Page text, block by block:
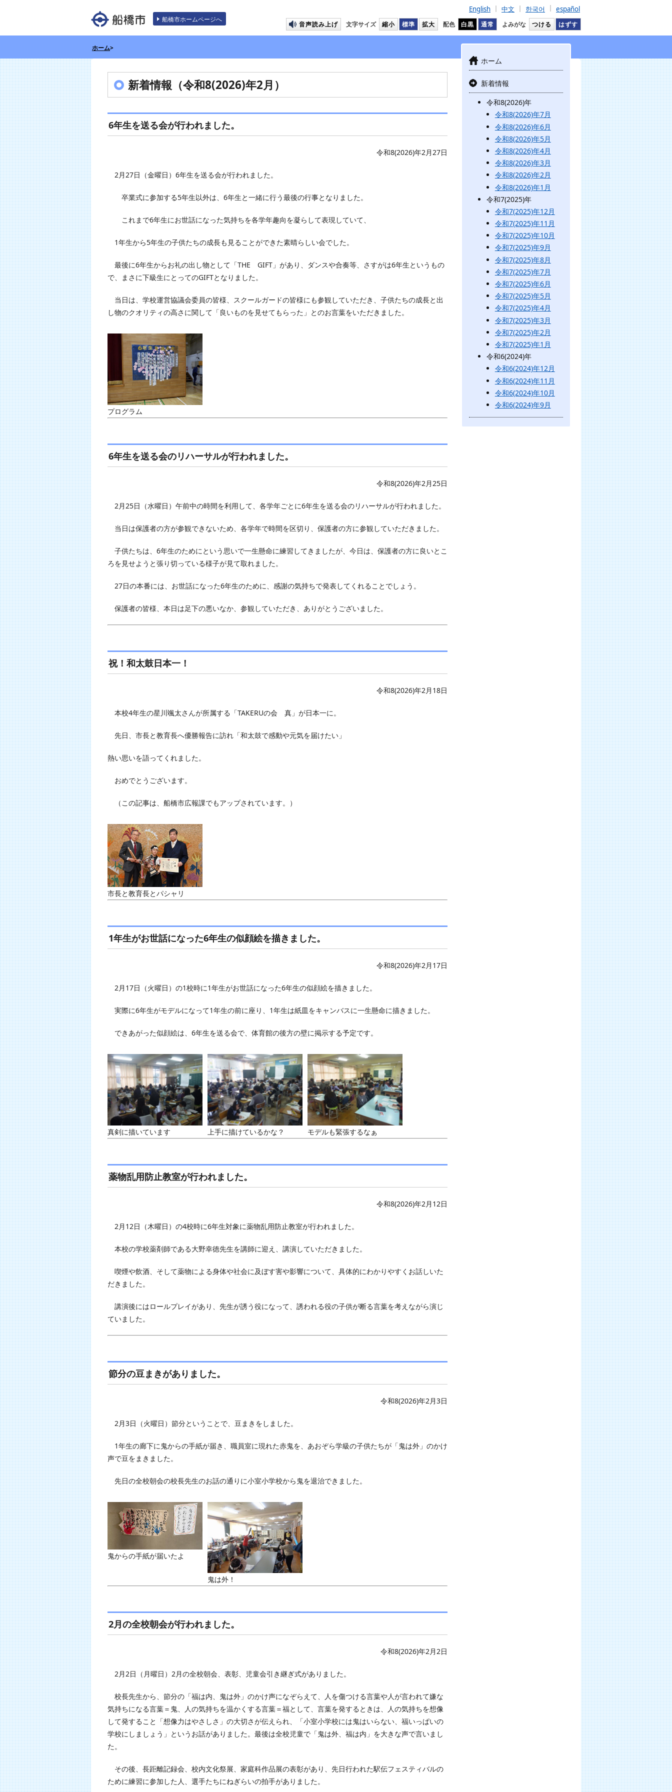
船橋市ホームページへ
English 中文 한국어 español
音声読み上げ 文字サイズ 縮小 標準 拡大 配色 白黒 通常 よみがな つける はずす
ホーム>
ホーム
新着情報
令和8(2026)年
令和8(2026)年7月
令和8(2026)年6月
令和8(2026)年5月
令和8(2026)年4月
令和8(2026)年3月
令和8(2026)年2月
令和8(2026)年1月
令和7(2025)年
令和7(2025)年12月
令和7(2025)年11月
令和7(2025)年10月
令和7(2025)年9月
令和7(2025)年8月
令和7(2025)年7月
令和7(2025)年6月
令和7(2025)年5月
令和7(2025)年4月
令和7(2025)年3月
令和7(2025)年2月
令和7(2025)年1月
令和6(2024)年
令和6(2024)年12月
令和6(2024)年11月
令和6(2024)年10月
令和6(2024)年9月
新着情報（令和8(2026)年2月）
6年生を送る会が行われました。
令和8(2026)年2月27日
2月27日（金曜日）6年生を送る会が行われました。
卒業式に参加する5年生以外は、6年生と一緒に行う最後の行事となりました。
これまで6年生にお世話になった気持ちを各学年趣向を凝らして表現していて、
1年生から5年生の子供たちの成長も見ることができた素晴らしい会でした。
最後に6年生からお礼の出し物として「THE GIFT」があり、ダンスや合奏等、さすがは6年生というもの
で、まさに下級生にとってのGIFTとなりました。
当日は、学校運営協議会委員の皆様、スクールガードの皆様にも参観していただき、子供たちの成長と出
し物のクオリティの高さに関して「良いものを見せてもらった」とのお言葉をいただきました。
プログラム
6年生を送る会のリハーサルが行われました。
令和8(2026)年2月25日
2月25日（水曜日）午前中の時間を利用して、各学年ごとに6年生を送る会のリハーサルが行われました。
当日は保護者の方が参観できないため、各学年で時間を区切り、保護者の方に参観していただきました。
子供たちは、6年生のためにという思いで一生懸命に練習してきましたが、今日は、保護者の方に良いとこ
ろを見せようと張り切っている様子が見て取れました。
27日の本番には、お世話になった6年生のために、感謝の気持ちで発表してくれることでしょう。
保護者の皆様、本日は足下の悪いなか、参観していただき、ありがとうございました。
祝！和太鼓日本一！
令和8(2026)年2月18日
本校4年生の星川颯太さんが所属する「TAKERUの会 真」が日本一に。
先日、市長と教育長へ優勝報告に訪れ「和太鼓で感動や元気を届けたい」
熱い思いを語ってくれました。
おめでとうございます。
（この記事は、船橋市広報課でもアップされています。）
市長と教育長とパシャリ
1年生がお世話になった6年生の似顔絵を描きました。
令和8(2026)年2月17日
2月17日（火曜日）の1校時に1年生がお世話になった6年生の似顔絵を描きました。
実際に6年生がモデルになって1年生の前に座り、1年生は紙皿をキャンバスに一生懸命に描きました。
できあがった似顔絵は、6年生を送る会で、体育館の後方の壁に掲示する予定です。
真剣に描いています 上手に描けているかな？ モデルも緊張するなぁ
薬物乱用防止教室が行われました。
令和8(2026)年2月12日
2月12日（木曜日）の4校時に6年生対象に薬物乱用防止教室が行われました。
本校の学校薬剤師である大野幸徳先生を講師に迎え、講演していただきました。
喫煙や飲酒、そして薬物による身体や社会に及ぼす害や影響について、具体的にわかりやすくお話しいた
だきました。
講演後にはロールプレイがあり、先生が誘う役になって、誘われる役の子供が断る言葉を考えながら演じ
ていました。
節分の豆まきがありました。
令和8(2026)年2月3日
2月3日（火曜日）節分ということで、豆まきをしました。
1年生の廊下に鬼からの手紙が届き、職員室に現れた赤鬼を、あおぞら学級の子供たちが「鬼は外」のかけ
声で豆をまきました。
先日の全校朝会の校長先生のお話の通りに小室小学校から鬼を退治できました。
鬼からの手紙が届いたよ
鬼は外！
2月の全校朝会が行われました。
令和8(2026)年2月2日
2月2日（月曜日）2月の全校朝会、表彰、児童会引き継ぎ式がありました。
校長先生から、節分の「福は内、鬼は外」のかけ声になぞらえて、人を傷つける言葉や人が言われて嫌な
気持ちになる言葉＝鬼、人の気持ちを温かくする言葉＝福として、言葉を発するときは、人の気持ちを想像
して発すること「想像力はやさしさ」の大切さが伝えられ、「小室小学校には鬼はいらない、福いっぱいの
学校にしましょう」というお話がありました。最後は全校児童で「鬼は外、福は内」を大きな声で言いまし
た。
その後、長距離記録会、校内文化祭展、家庭科作品展の表彰があり、先日行われた駅伝フェスティバルの
ために練習に参加した人、選手たちにねぎらいの拍手がありました。